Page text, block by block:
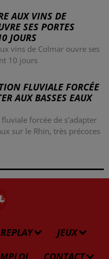
AUX VINS DE
SES PORTES
JOURS
vins de Colmar ouvre ses
10 jours
FLUVIALE FORCÉE
AUX BASSES EAUX
forcée de s’adapter
sur le Rhin, très précoces
REPLAY
JEUX
CONTACT